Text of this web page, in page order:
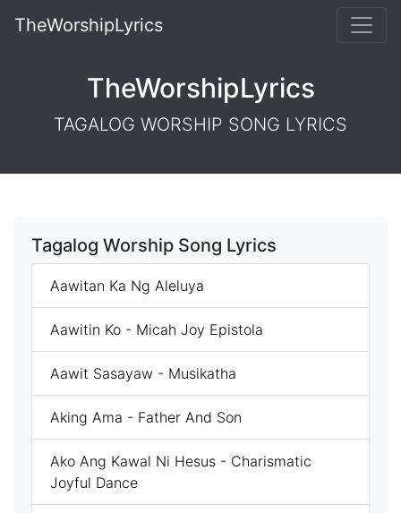
TheWorshipLyrics
TheWorshipLyrics
TAGALOG WORSHIP SONG LYRICS
Tagalog Worship Song Lyrics
Aawitan Ka Ng Aleluya
Aawitin Ko - Micah Joy Epistola
Aawit Sasayaw - Musikatha
Aking Ama - Father And Son
Ako Ang Kawal Ni Hesus - Charismatic
Joyful Dance